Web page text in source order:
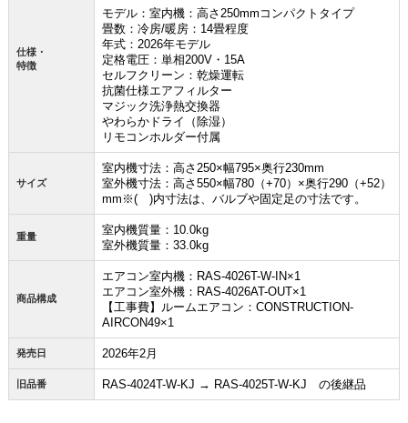
お買い物を続ける
仕様・
特徴
モデル：室内機：高さ250mmコンパクトタイプ
畳数：冷房/暖房：14畳程度
年式：2026年モデル
定格電圧：単相200V・15A
セルフクリーン：乾燥運転
抗菌仕様エアフィルター
マジック洗浄熱交換器
やわらかドライ（除湿）
リモコンホルダー付属
サイズ
室内機寸法：高さ250×幅795×奥行230mm
室外機寸法：高さ550×幅780（+70）×奥行290（+52）
mm※( )内寸法は、バルブや固定足の寸法です。
重量
室内機質量：10.0kg
室外機質量：33.0kg
商品構成
エアコン室内機：RAS-4026T-W-IN×1
エアコン室外機：RAS-4026AT-OUT×1
【工事費】ルームエアコン：CONSTRUCTION-
AIRCON49×1
発売日 2026年2月
旧品番 RAS-4024T-W-KJ → RAS-4025T-W-KJ の後継品